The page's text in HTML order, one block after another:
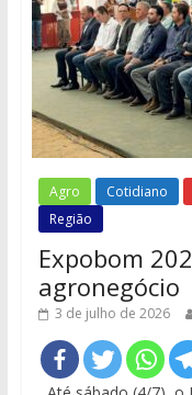
Agro Cotidiano
Região
Expobom
agronegócio
3 de julho de 2026